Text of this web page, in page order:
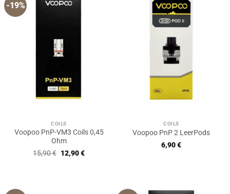
-19%
COILS
Voopoo PnP-VM3 Coils 0,45
Ohm
15,90€ Ursprünglicher
Preis
12,90€Aktueller
COILS
Voopoo PnP 2 LeerPods
6,90€